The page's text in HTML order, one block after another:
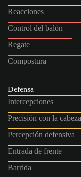
Reacciones
Control del balón
Regate
Compostura
Defensa
Intercepciones
Precisión con la cabeza
Percepción defensiva
Entrada de frente
Barrida